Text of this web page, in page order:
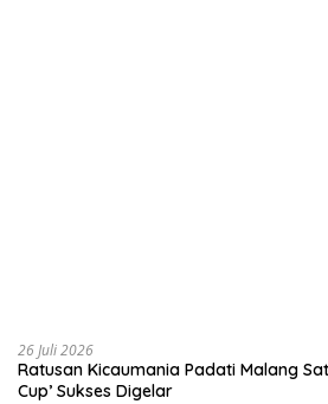
26 Juli 2026
Ratusan Kicaumania Padati Malang
Cup’ Sukses Digelar